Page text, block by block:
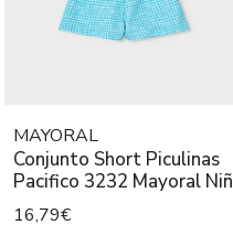
MAYORAL
Conjunto Short Piculinas
Pacifico 3232 Mayoral Niñ
16,79€